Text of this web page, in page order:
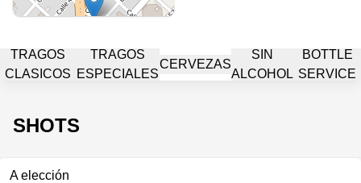
TRAGOS
CLASICOS
TRAGOS
ESPECIALES
CERVEZAS
SIN
ALCOHOL
BOTTLE
SERVICE
SHOTS
A elección